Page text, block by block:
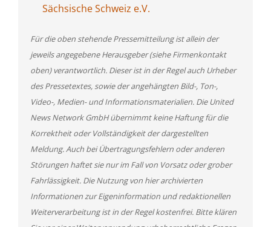
Sächsische Schweiz e.V.
Für die oben stehende Pressemitteilung ist allein der
jeweils angegebene Herausgeber (siehe Firmenkontakt
oben) verantwortlich. Dieser ist in der Regel auch Urheber
des Pressetextes, sowie der angehängten Bild-, Ton-,
Video-, Medien- und Informationsmaterialien. Die United
News Network GmbH übernimmt keine Haftung für die
Korrektheit oder Vollständigkeit der dargestellten
Meldung. Auch bei Übertragungsfehlern oder anderen
Störungen haftet sie nur im Fall von Vorsatz oder grober
Fahrlässigkeit. Die Nutzung von hier archivierten
Informationen zur Eigeninformation und redaktionellen
Weiterverarbeitung ist in der Regel kostenfrei. Bitte klären